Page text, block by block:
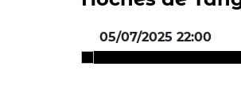
05/07/2025 22:00